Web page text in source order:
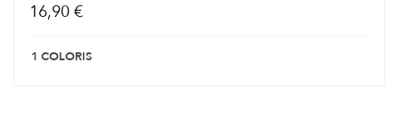
16,90 €
1 COLORIS